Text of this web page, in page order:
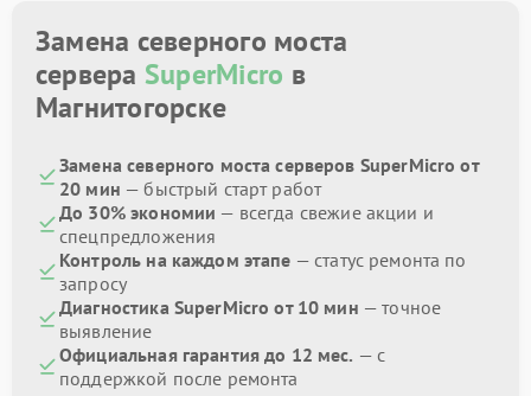
Замена северного моста
сервера SuperMicro в
Магнитогорске
Замена северного моста серверов SuperMicro от
20 мин — быстрый старт работ
До 30% экономии — всегда свежие акции и
спецпредложения
Контроль на каждом этапе — статус ремонта по
запросу
Диагностика SuperMicro от 10 мин — точное
выявление
Официальная гарантия до 12 мес. — с
поддержкой после ремонта